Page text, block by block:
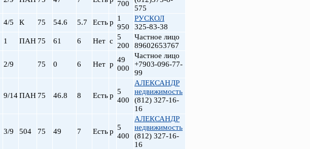
700
575
4/5 К 75 54.6 5.7 Естьр 1
950
РУСКОЛ
325-83-38
1 ПАН 75 61 6 Нет с 5
200
Частное лицо
89602653767
2/9 75 0 6 Нет р
49
000
Частное лицо
+7903-096-77-
99
9/14ПАН 75 46.8 8 Естьр 5
400
АЛЕКСАНДР
недвижимость
(812) 327-16-
16
3/9 504 75 49 7 Естьр 5
400
АЛЕКСАНДР
недвижимость
(812) 327-16-
16